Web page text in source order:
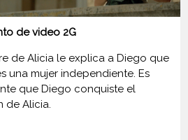
de video 2G
de Alicia le explica a Diego que
una mujer independiente. Es
que Diego conquiste el
de Alicia.